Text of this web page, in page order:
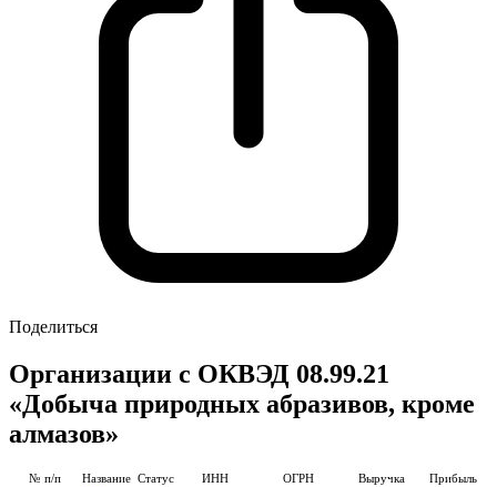
Поделиться
Организации с ОКВЭД 08.99.21
«Добыча природных абразивов, кроме
алмазов»
№ п/п Название Статус ИНН ОГРН Выручка Прибыль